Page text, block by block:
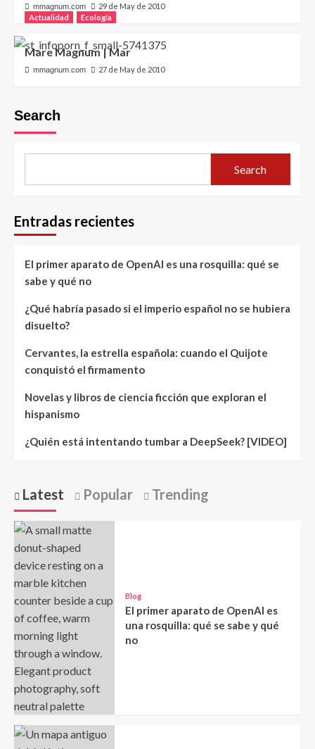
mmagnum.com
29 de May de 2010
Actualidad
Ecología
Mare Magnum | Mar
mmagnum.com 27 de May de 2010
Search
Search
Entradas recientes
El primer aparato de OpenAI es una rosquilla: qué se
sabe y qué no
¿Qué habría pasado si el imperio español no se hubiera
disuelto?
Cervantes, la estrella española: cuando el Quijote
conquistó el firmamento
Novelas y libros de ciencia ficción que exploran el
hispanismo
¿Quién está intentando tumbar a DeepSeek? [VIDEO]
Latest Popular Trending
Blog
El primer aparato de OpenAI es
una rosquilla: qué se sabe y qué
no